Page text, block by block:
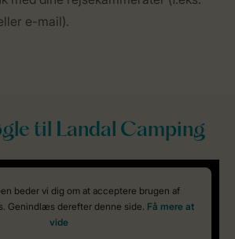
e-mail).
til Landal Camping